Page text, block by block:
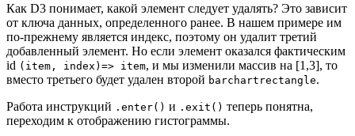
Как D3 понимает, какой элемент следует удалять? Это зависит
от ключа данных, определенного ранее. В нашем примере им
по-прежнему является индекс, поэтому он удалит третий
добавленный элемент. Но если элемент оказался фактическим
id (item, index)=> item, и мы изменили массив на [1,3], то
вместо третьего будет удален второй barchartrectangle.
Работа инструкций .enter() и .exit() теперь понятна,
переходим к отображению гистограммы.